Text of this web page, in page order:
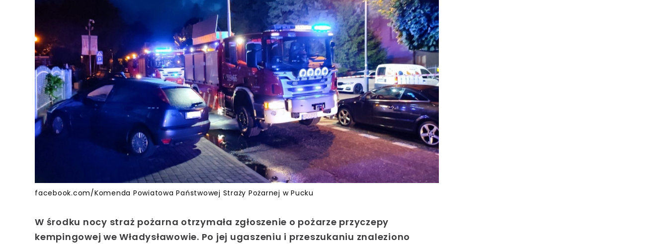
facebook.com/Komenda Powiatowa Państwowej Straży Pożarnej w Pucku
W środku nocy straż pożarna otrzymała zgłoszenie o pożarze przyczepy
kempingowej we Władysławowie. Po jej ugaszeniu i przeszukaniu znaleziono